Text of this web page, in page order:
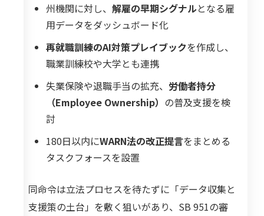
州機関に対し、 解雇の早期シグナルとなる雇
用データをダッシュボード化
再就職訓練のAI対策プレイブックを作成し、
職業訓練校や大学とも連携
失業保険や退職手当の拡充、 労働者持分
（Employee Ownership） の普及支援を検
討
180日以内にWARN法の改正提言をまとめる
タスクフォースを設置
同命令は立法プロセスを待たずに「データ収集と
支援策の土台」を敷く狙いがあり、SB 951の審